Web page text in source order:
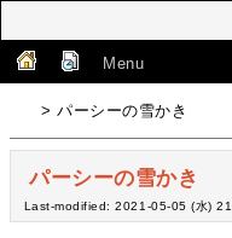
Menu
> パーシーの雪かき
パーシーの雪かき
Last-modified: 2021-05-05 (水)